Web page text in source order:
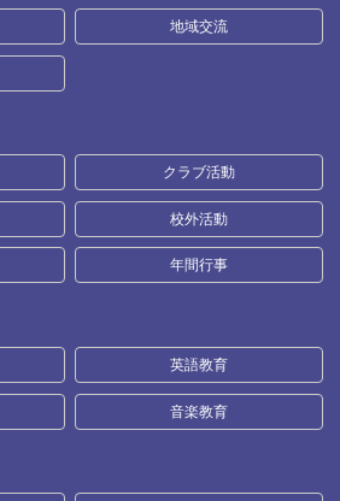
地域交流
クラブ活動
校外活動
年間行事
英語教育
音楽教育